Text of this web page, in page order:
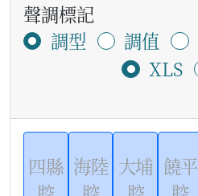
聲調標記
調型
調值
XLS
四縣 海陸 大埔 饒平